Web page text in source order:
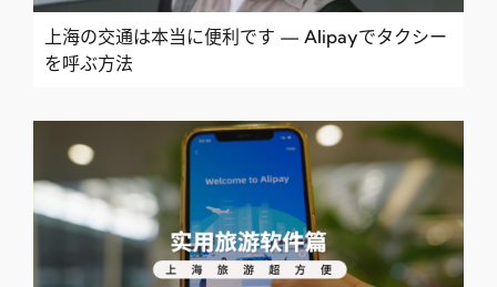
上海の交通は本当に便利です — Alipayでタクシー
を呼ぶ方法